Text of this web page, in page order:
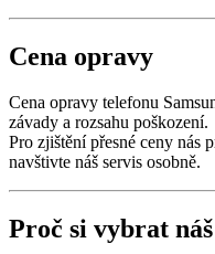
Cena opravy
Cena opravy telefonu
závady a rozsahu poškození.
Pro zjištění přesné ceny nás
navštivte náš servis osobně.
Proč si vybrat